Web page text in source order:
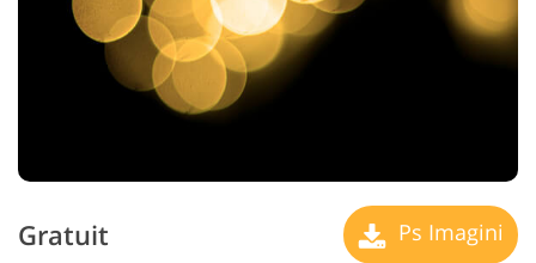
Gratuit Ps Imagini